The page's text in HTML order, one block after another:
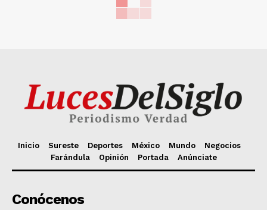
Inicio Sureste Deportes México Mundo
Negocios
Farándula
Opinión Portada Anúnciate
Conócenos